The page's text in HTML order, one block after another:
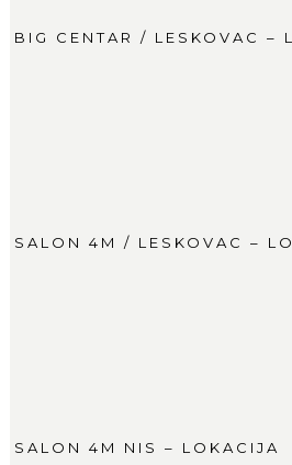
BIG CENTAR / LESKOVAC –
SALON 4M / LESKOVAC –
SALON 4M NIS – LOKACIJA